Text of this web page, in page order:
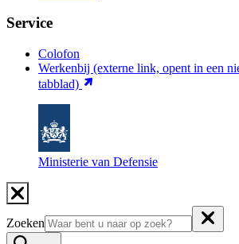
Service
Colofon
Werkenbij (externe link, opent in een
tabblad)
Ministerie van Defensie
Zoeken